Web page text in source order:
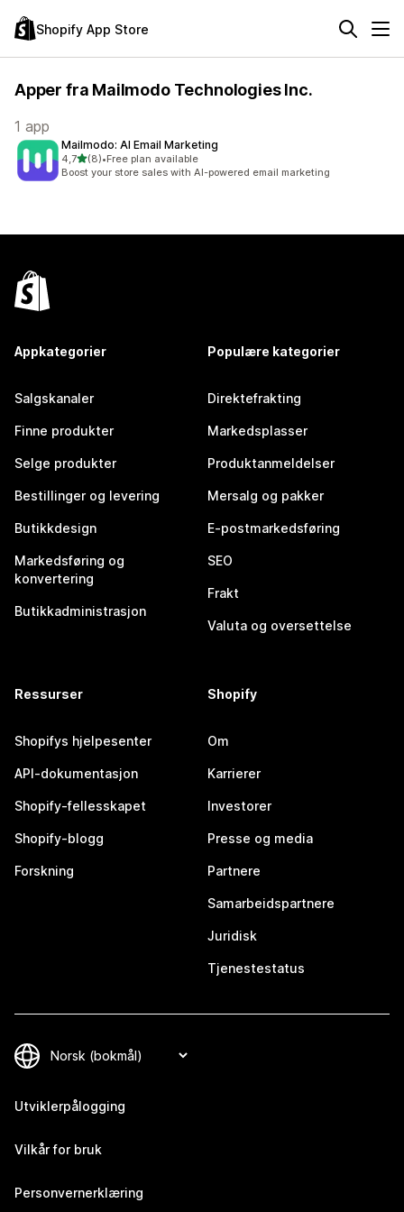
Shopify App Store
Apper fra Mailmodo Technologies Inc.
1 app
Mailmodo: AI Email Marketing
4,7av 5 stjerner
(8)
Totalt 8 omtaler
•Free plan available
Boost your store sales with AI-powered email marketing
Appkategorier
Salgskanaler
Finne produkter
Selge produkter
Bestillinger og levering
Butikkdesign
Markedsføring og
konvertering
Butikkadministrasjon
Populære kategorier
Direktefrakting
Markedsplasser
Produktanmeldelser
Mersalg og pakker
E-postmarkedsføring
SEO
Frakt
Valuta og oversettelse
Ressurser
Shopifys hjelpesenter
API-dokumentasjon
Shopify-fellesskapet
Shopify-blogg
Forskning
Shopify
Om
Karrierer
Investorer
Presse og media
Partnere
Samarbeidspartnere
Juridisk
Tjenestestatus
Utviklerpålogging
Vilkår for bruk
Personvernerklæring